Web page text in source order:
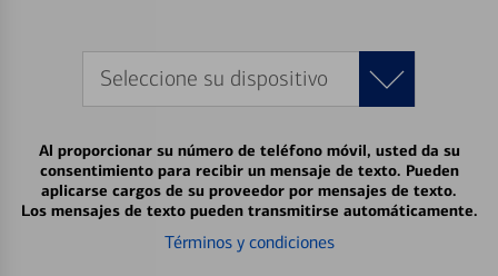
Seleccione su dispositivo
Al proporcionar su número de teléfono móvil, usted da su
consentimiento para recibir un mensaje de texto. Pueden
aplicarse cargos de su proveedor por mensajes de texto.
Los mensajes de texto pueden transmitirse automáticamente.
Términos y condiciones